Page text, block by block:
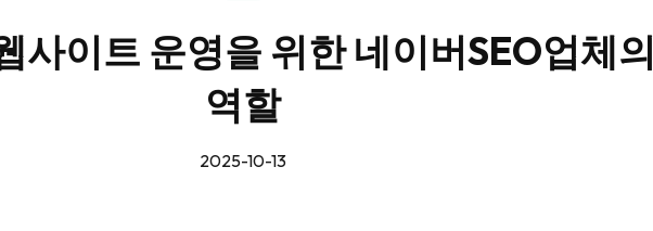
사이트 운영을 위한 네이버SEO업체의
역할
2025-10-13